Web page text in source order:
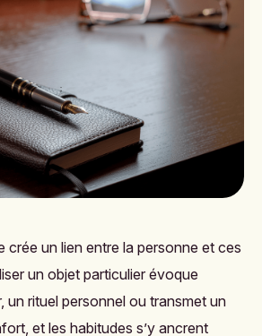
crée un lien entre la personne et ces
un objet particulier évoque
un rituel personnel ou transmet un
et les habitudes s’y ancrent